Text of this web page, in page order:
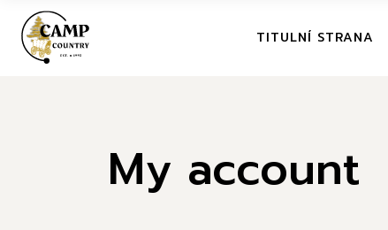
content TITULNÍ STRANA
My account